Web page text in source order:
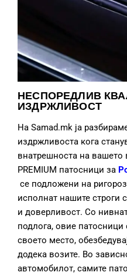
НЕСПОРЕДЛИВ
ИЗДРЖЛИВОСТ
На Samad.mk ја
издржливоста кога
внатрешноста на вашето
PREMIUM патосници за
се подложени на
исполнат нашите строги
и доверливост. Со
подлога, овие патосници
своето место,
додека возите. Во
автомобилот, самите